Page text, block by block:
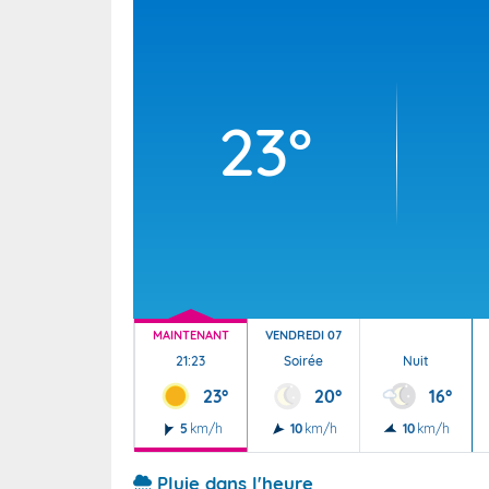
23°
MAINTENANT
21:23
23°
5 km/h
VENDREDI 07
Soirée
20°
10 km/h
Nuit
16°
10 km/h
Pluie dans l'heure